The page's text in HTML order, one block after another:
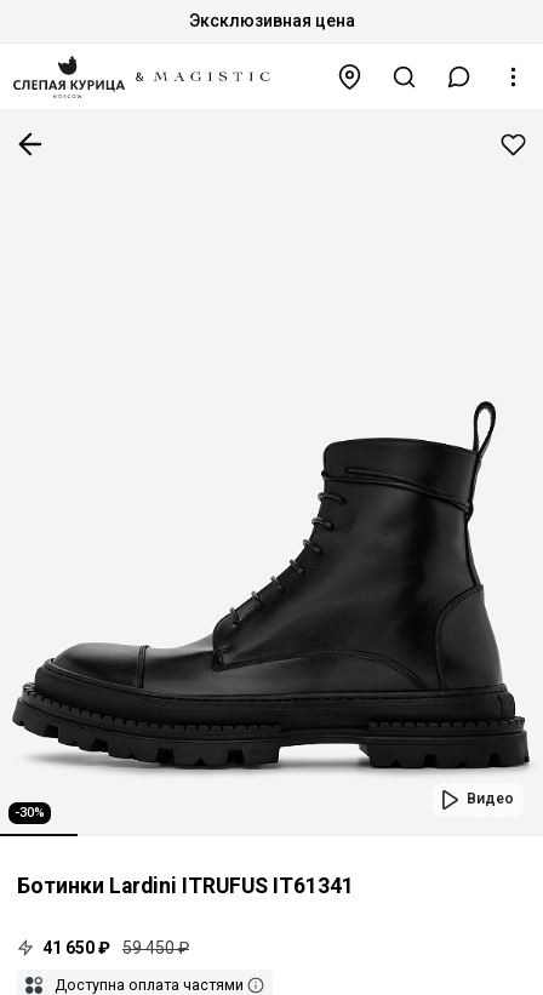
Эксклюзивная цена
-30%
Видео
Ботинки Lardini ITRUFUS IT61341
41 650 ₽ 59 450 ₽
Доступна оплата частями